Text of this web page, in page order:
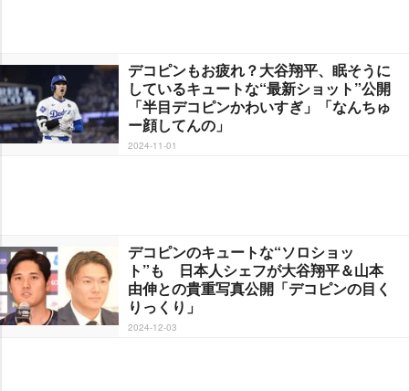
デコピンもお疲れ？大谷翔平、眠そうに
しているキュートな“最新ショット”公開
「半目デコピンかわいすぎ」「なんちゅ
ー顔してんの」
2024-11-01
デコピンのキュートな“ソロショッ
ト”も 日本人シェフが大谷翔平＆山本
由伸との貴重写真公開「デコピンの目く
りっくり」
2024-12-03